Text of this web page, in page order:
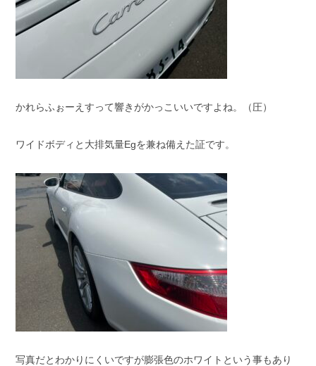
かれらふぉーえすって響きがかっこいいですよね。（圧）
ワイドボディと大排気量Egを兼ね備えた証です。
写真だとわかりにくいですが膨張色のホワイトという事もあり